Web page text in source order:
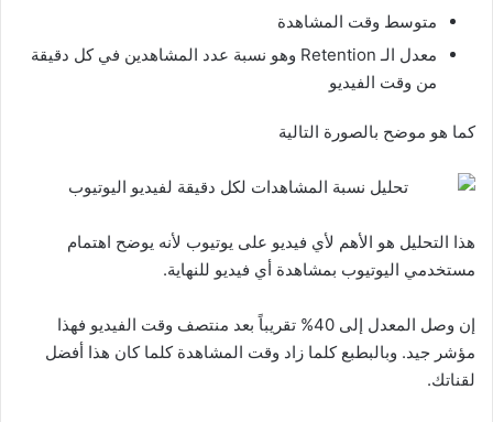
متوسط وقت المشاهدة
معدل الـ Retention وهو نسبة عدد المشاهدين في كل دقيقة
من وقت الفيديو
كما هو موضح بالصورة التالية
هذا التحليل هو الأهم لأي فيديو على يوتيوب لأنه يوضح اهتمام
مستخدمي اليوتيوب بمشاهدة أي فيديو للنهاية.
إن وصل المعدل إلى 40% تقريباً بعد منتصف وقت الفيديو فهذا
مؤشر جيد. وبالبطبع كلما زاد وقت المشاهدة كلما كان هذا أفضل
لقناتك.